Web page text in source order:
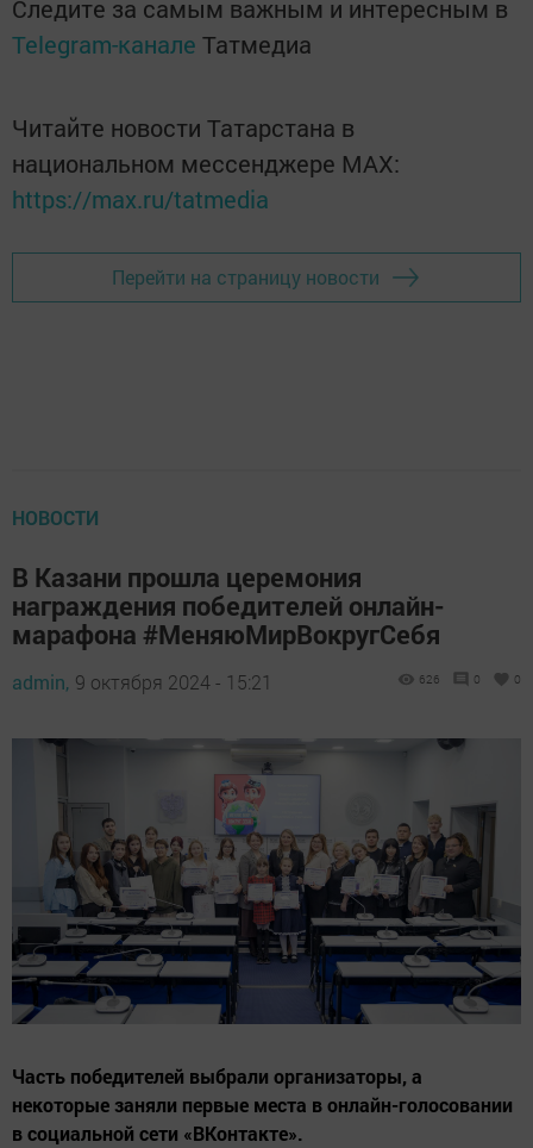
Следите за самым важным и интересным в
Telegram-канале Татмедиа
Читайте новости Татарстана в
национальном мессенджере MАХ:
https://max.ru/tatmedia
Перейти на страницу новости
НОВОСТИ
В Казани прошла церемония
награждения победителей онлайн-
марафона #МеняюМирВокругСебя
admin, 9 октября 2024 - 15:21 626 0 0
Часть победителей выбрали организаторы, а
некоторые заняли первые места в онлайн-голосовании
в социальной сети «ВКонтакте».